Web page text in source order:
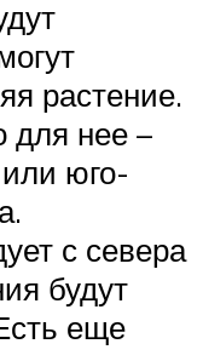
растение.
для нее –
юго-
с севера
будут
еще